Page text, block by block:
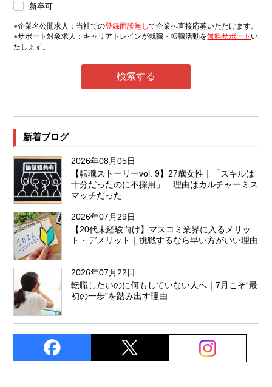
新卒可
●企業名公開求人：当社での登録面談無しで企業へ直接応募いただけます。
●サポート対象求人：キャリアトレインが就職・転職活動を無料サポート い
たします。
新着ブログ
2026年08月05日
【転職ストーリーvol. 9】27歳女性｜「スキルは
十分だったのに不採用」…理由はカルチャーミス
マッチだった
2026年07月29日
【20代未経験向け】マスコミ業界に入るメリッ
ト・デメリット｜挑戦するなら早い方がいい理由
2026年07月22日
転職したいのに何もしていない人へ｜7月こそ“最
初の一歩”を踏み出す理由